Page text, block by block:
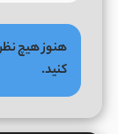
هنوز هیچ
کنید.